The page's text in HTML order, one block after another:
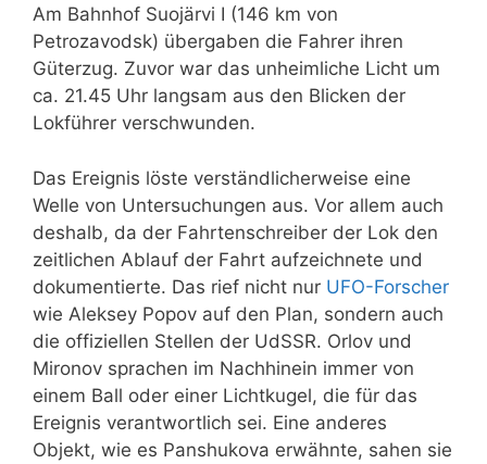
Am Bahnhof Suojärvi I (146 km von
Petrozavodsk) übergaben die Fahrer ihren
Güterzug. Zuvor war das unheimliche Licht um
ca. 21.45 Uhr langsam aus den Blicken der
Lokführer verschwunden.
Das Ereignis löste verständlicherweise eine
Welle von Untersuchungen aus. Vor allem auch
deshalb, da der Fahrtenschreiber der Lok den
zeitlichen Ablauf der Fahrt aufzeichnete und
dokumentierte. Das rief nicht nur UFO-Forscher
wie Aleksey Popov auf den Plan, sondern auch
die offiziellen Stellen der UdSSR. Orlov und
Mironov sprachen im Nachhinein immer von
einem Ball oder einer Lichtkugel, die für das
Ereignis verantwortlich sei. Eine anderes
Objekt, wie es Panshukova erwähnte, sahen sie